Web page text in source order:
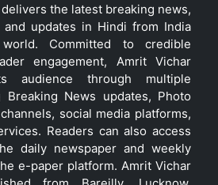
the latest breaking news,
and updates in Hindi from India
Committed to credible
engagement, Amrit Vichar
audience through multiple
Breaking News updates, Photo
social media platforms,
Readers can also access
daily newspaper and weekly
e-paper platform. Amrit Vichar